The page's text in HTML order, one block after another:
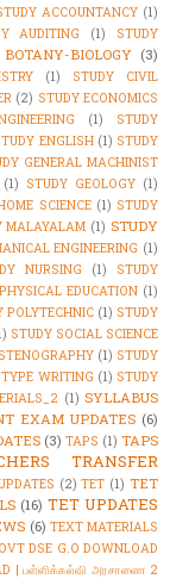
ACCOUNTANCY (1)
AUDITING (1)
STUDY
BIOLOGY (3)
(1)
STUDY CIVIL
(2) STUDY ECONOMICS
(1)
STUDY
ENGLISH (1) STUDY
GENERAL MACHINIST
(1) STUDY GEOLOGY (1)
SCIENCE (1) STUDY
MALAYALAM (1) STUDY
ENGINEERING (1)
NURSING (1)
STUDY
EDUCATION (1)
POLYTECHNIC (1) STUDY
STUDY SOCIAL SCIENCE
(1) STUDY
WRITING (1) STUDY
(1) SYLLABUS
EXAM UPDATES (6)
(3) TAPS (1) TAPS
TRANSFER
(2) TET (1) TET
(16) TET UPDATES
(6) TEXT MATERIALS
DSE G.O DOWNLOAD
| பள்ளிக்கல்வி அரசாணை 2